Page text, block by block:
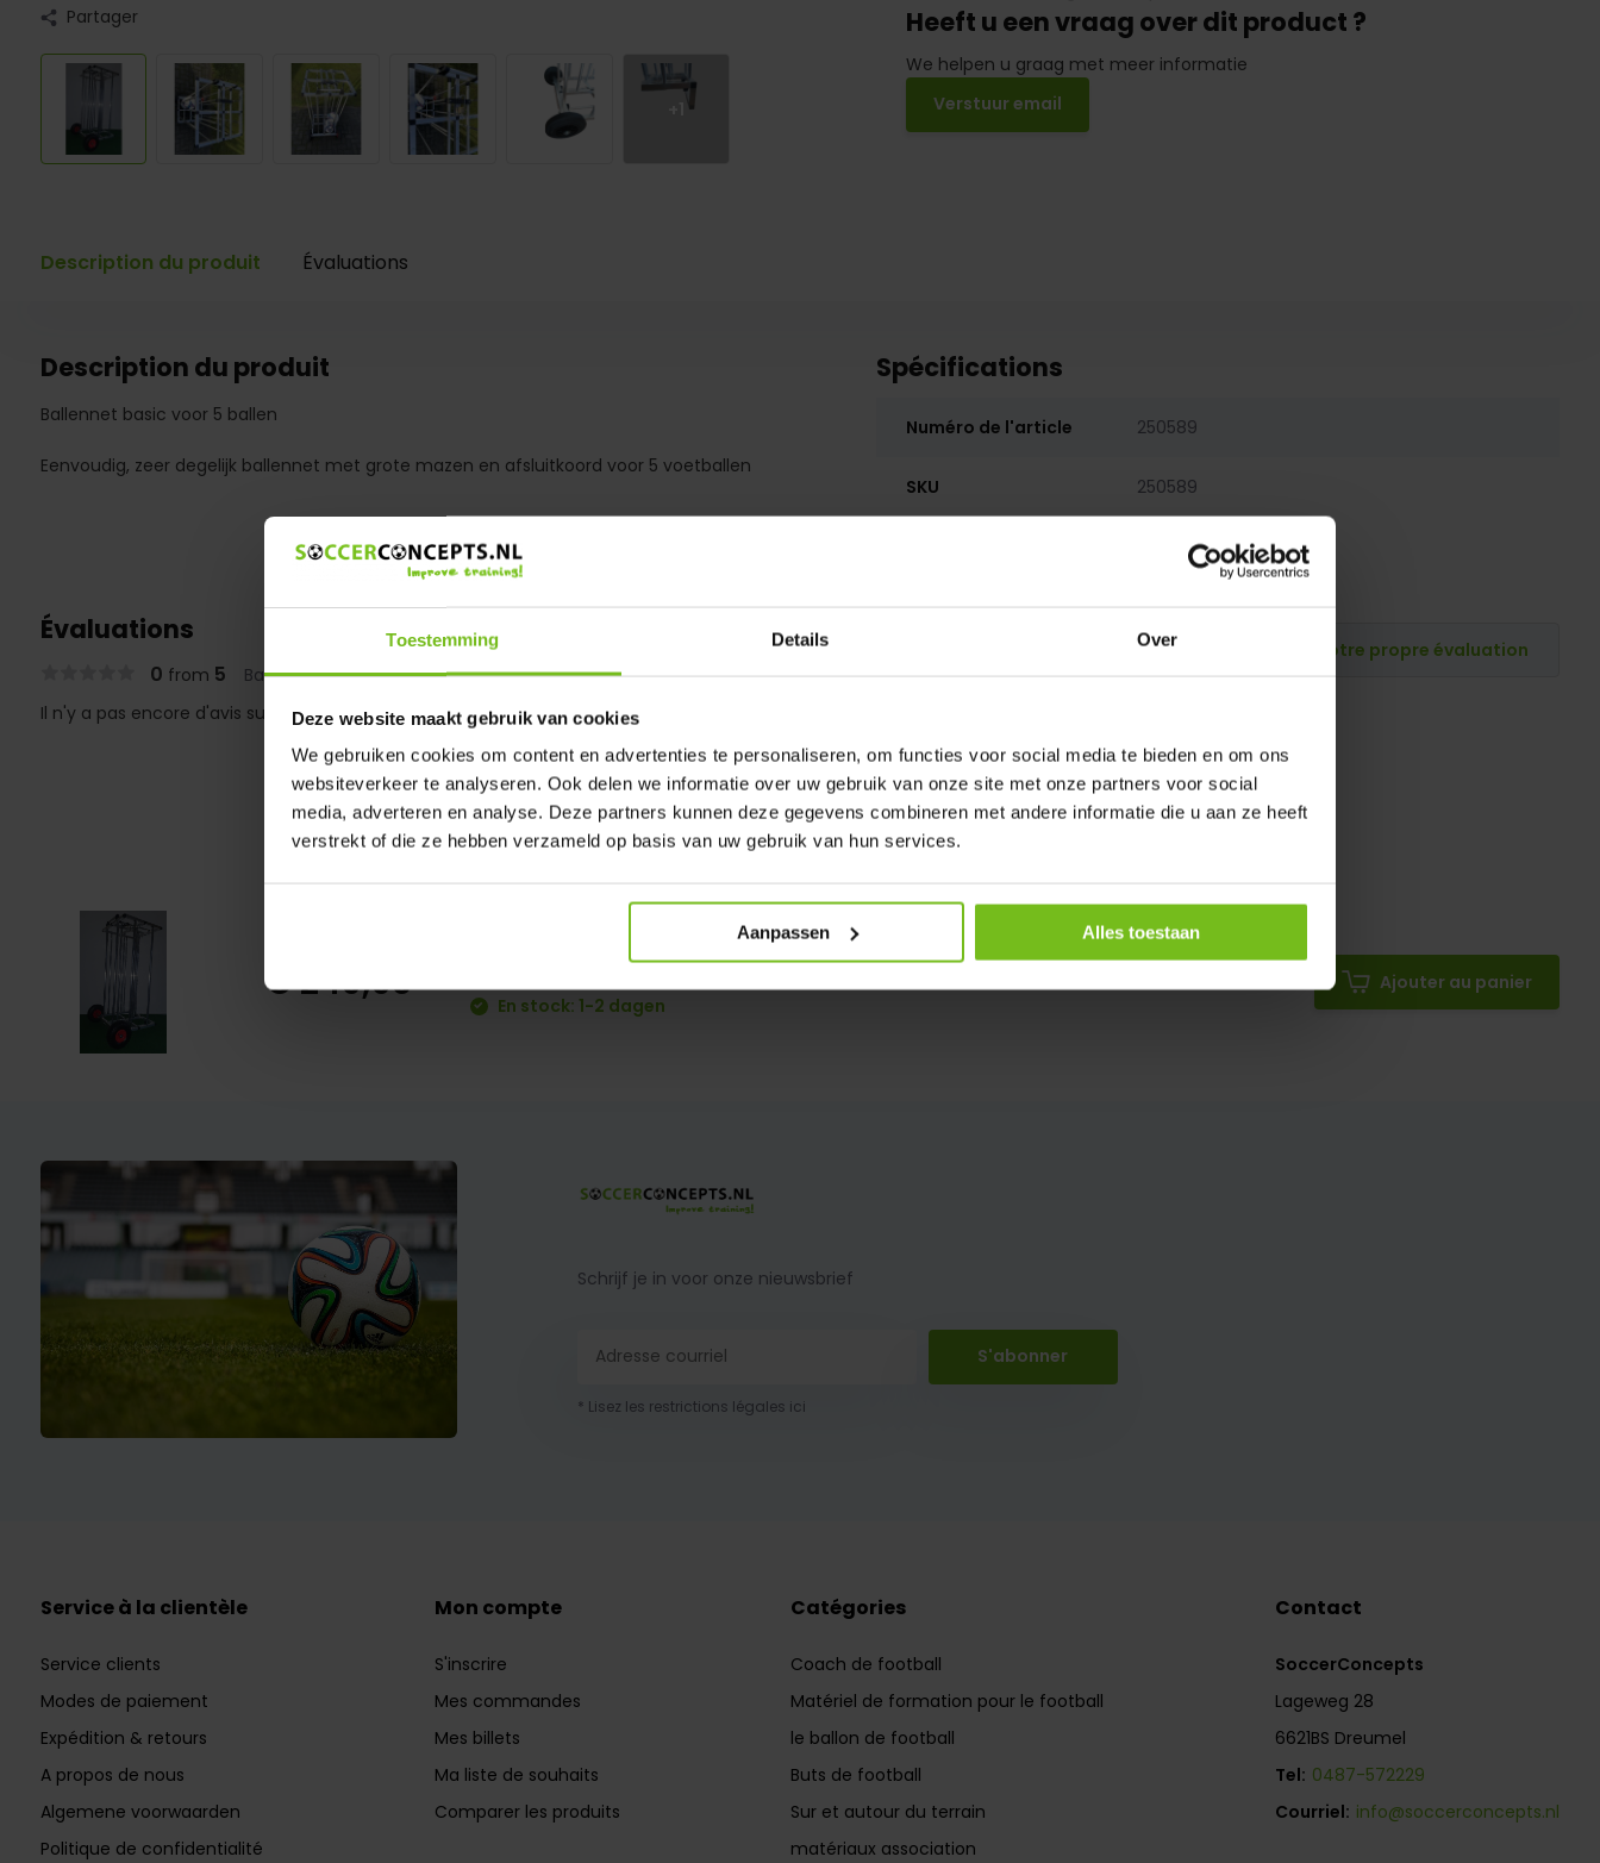
Toestemming Details Over
Deze website maakt gebruik van cookies
We gebruiken cookies om content en advertenties te personaliseren, om functies voor social media te bieden en om ons
websiteverkeer te analyseren. Ook delen we informatie over uw gebruik van onze site met onze partners voor social
media, adverteren en analyse. Deze partners kunnen deze gegevens combineren met andere informatie die u aan ze heeft
verstrekt of die ze hebben verzameld op basis van uw gebruik van hun services.
Aanpassen Alles toestaan
Partager Heeft u een vraag over dit product ?
We helpen u graag met meer informatie
Verstuur email
Description du produit Évaluations
Description du produit
Ballennet basic voor 5 ballen
Eenvoudig, zeer degelijk ballennet met grote mazen en afsluitkoord voor 5 voetballen
Spécifications
Numéro de l'article 250589
SKU 250589
Évaluations
0 from 5 Based on 0 reviews
Publiez votre propre évaluation
Il n'y a pas encore d'avis sur ce produit..
€ 249,90 Ballennet basic voor 5 ballen
En stock: 1-2 dagen
Ajouter au panier
Schrijf je in voor onze nieuwsbrief
S'abonner
* Lisez les restrictions légales ici
Service à la clientèle
Service clients
Modes de paiement
Expédition & retours
A propos de nous
Algemene voorwaarden
Politique de confidentialité
Mon compte
S'inscrire
Mes commandes
Mes billets
Ma liste de souhaits
Comparer les produits
Catégories
Coach de football
Matériel de formation pour le football
le ballon de football
Buts de football
Sur et autour du terrain
matériaux association
Contact
SoccerConcepts
Lageweg 28
6621BS Dreumel
Tel: 0487-572229
Courriel: info@soccerconcepts.nl